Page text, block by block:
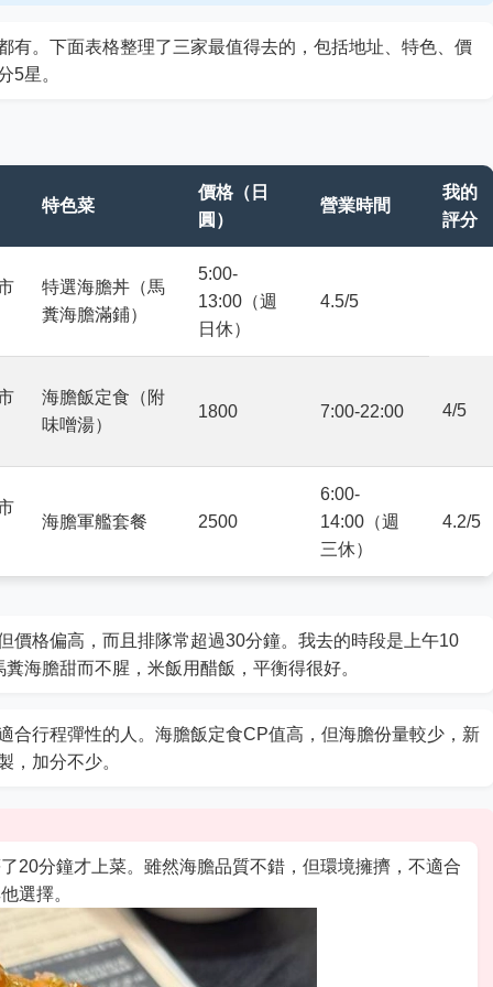
有。下面表格整理了三家最值得去的，包括地址、特色、價
5星。
特色菜
價格（日
圓）
營業時間
我的
評分
特選海膽丼（馬
糞海膽滿鋪）
5:00-
13:00（週
日休）
4.5/5
海膽飯定食（附
味噌湯）
1800 7:00-22:00 4/5
海膽軍艦套餐 2500
6:00-
14:00（週
三休）
4.2/5
價格偏高，而且排隊常超過30分鐘。我去的時段是上午10
海膽甜而不腥，米飯用醋飯，平衡得很好。
合行程彈性的人。海膽飯定食CP值高，但海膽份量較少，新
，加分不少。
20分鐘才上菜。雖然海膽品質不錯，但環境擁擠，不適合
選擇。